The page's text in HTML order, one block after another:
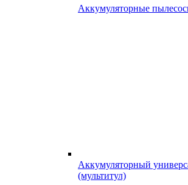
Аккумуляторные
Аккумуляторный
(мультитул)